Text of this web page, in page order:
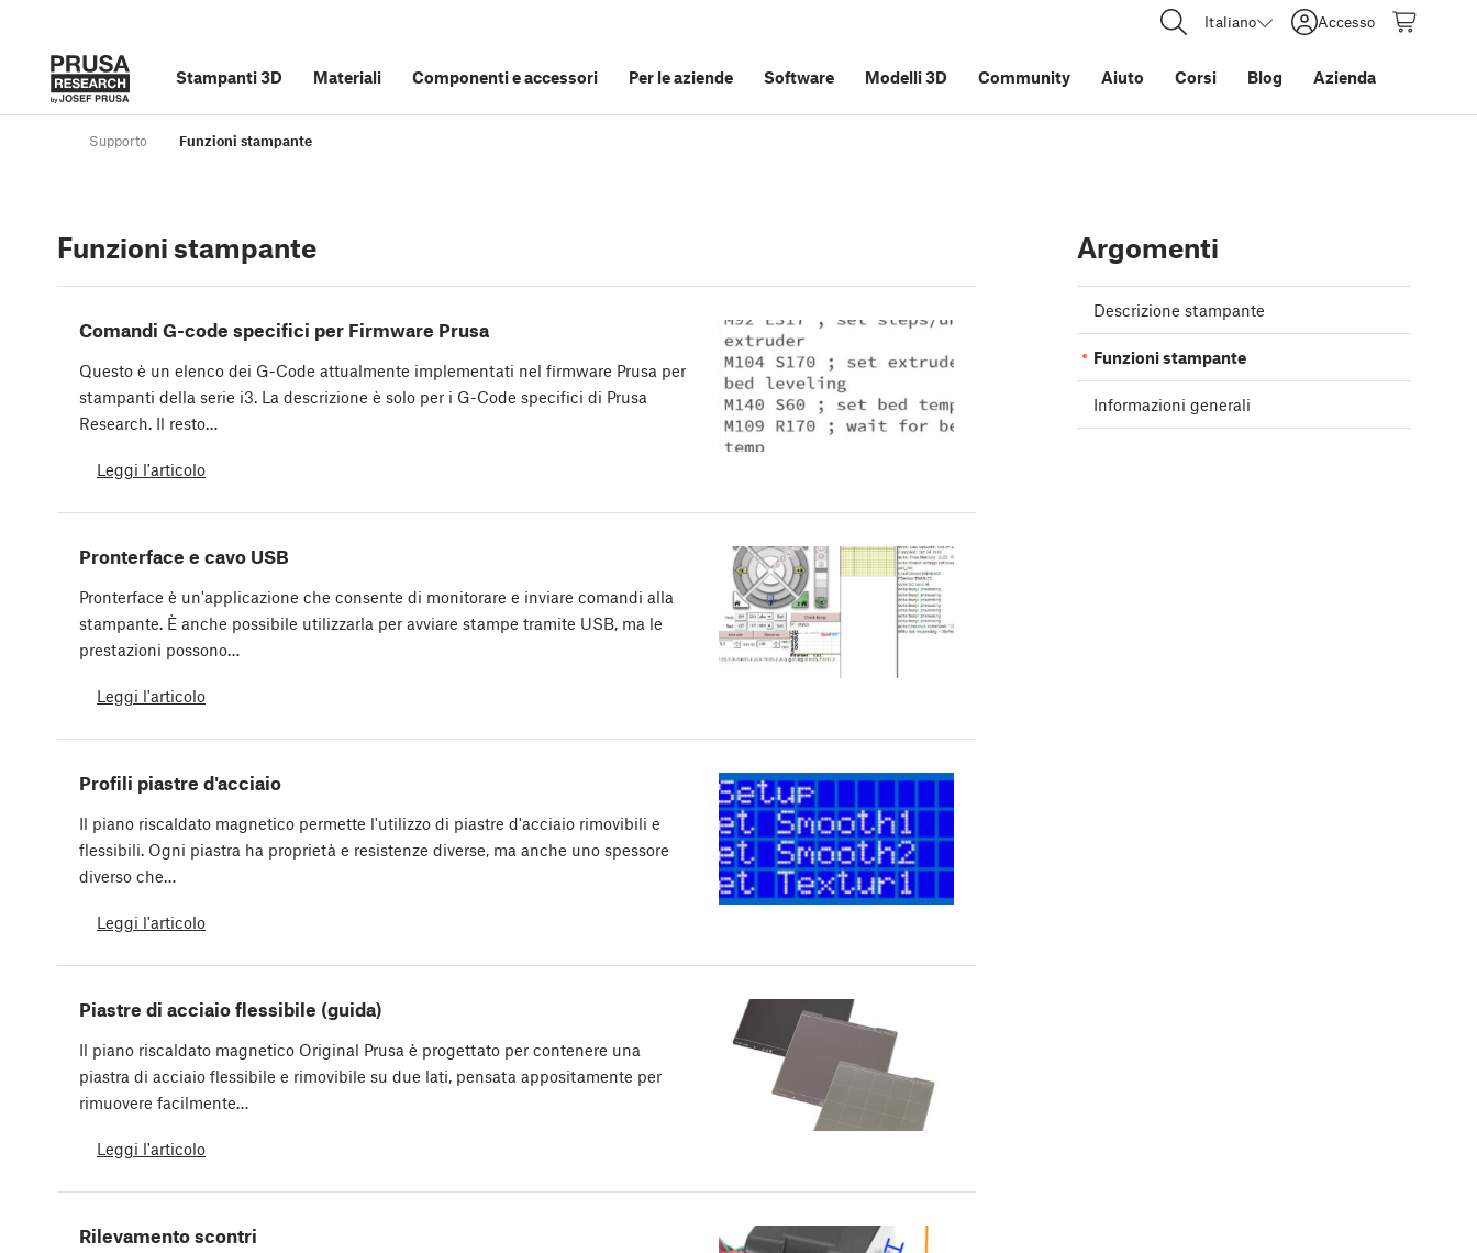
Italiano Accesso
Stampanti 3D Materiali Componenti e accessori Per le aziende Software Modelli 3D Community Aiuto Corsi Blog Azienda
Supporto Funzioni stampante
Funzioni stampante
Comandi G-code specifici per Firmware Prusa
Questo è un elenco dei G-Code attualmente implementati nel firmware Prusa per
stampanti della serie i3. La descrizione è solo per i G-Code specifici di Prusa
Research. Il resto…
Leggi l'articolo
Pronterface e cavo USB
Pronterface è un'applicazione che consente di monitorare e inviare comandi alla
stampante. È anche possibile utilizzarla per avviare stampe tramite USB, ma le
prestazioni possono…
Leggi l'articolo
Profili piastre d'acciaio
Il piano riscaldato magnetico permette l'utilizzo di piastre d'acciaio rimovibili e
flessibili. Ogni piastra ha proprietà e resistenze diverse, ma anche uno spessore
diverso che…
Leggi l'articolo
Piastre di acciaio flessibile (guida)
Il piano riscaldato magnetico Original Prusa è progettato per contenere una
piastra di acciaio flessibile e rimovibile su due lati, pensata appositamente per
rimuovere facilmente…
Leggi l'articolo
Rilevamento scontri
Argomenti
Descrizione stampante
Funzioni stampante
Informazioni generali